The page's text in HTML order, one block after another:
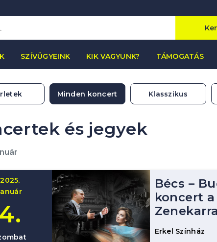
SZÍVÜGYEINK KIK VAGYUNK? TÁMOGATÁS
Minden koncert Klasszikus
és jegyek
2025.
Bécs –
koncert
Erkel Színház